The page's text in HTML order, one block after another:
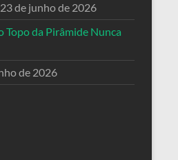
23 de junho de 2026
Topo da Pirâmide Nunca
de 2026